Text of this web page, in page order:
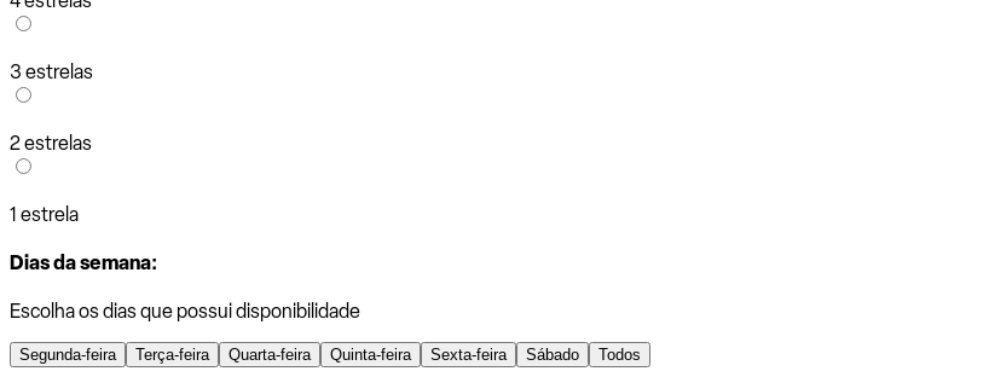
3 estrelas
2 estrelas
1 estrela
Dias da semana:
Escolha os dias que possui disponibilidade
Segunda-feira Terça-feira Quarta-feira Quinta-feira Sexta-feira Sábado Todos